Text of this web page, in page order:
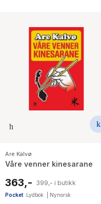
Are Kalvø
Våre venner kinesarane
363,- 399,- i butikk
Pocket Lydbok Nynorsk